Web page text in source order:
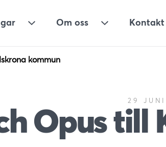
Undermeny för Lösningar
Om oss
Undermeny för
Kontakt
kommun
29
Opus till